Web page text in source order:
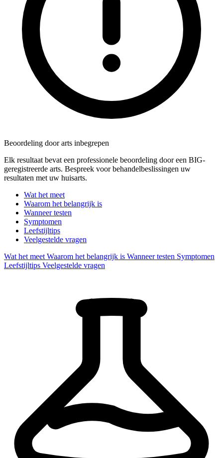
Beoordeling door arts inbegrepen
Elk resultaat bevat een professionele beoordeling door een BIG-
geregistreerde arts. Bespreek voor behandelbeslissingen uw
resultaten met uw huisarts.
Wat het meet
Waarom het belangrijk is
Wanneer testen
Symptomen
Leefstijltips
Veelgestelde vragen
Wat het meet Waarom het belangrijk is Wanneer testen Symptomen
Leefstijltips Veelgestelde vragen